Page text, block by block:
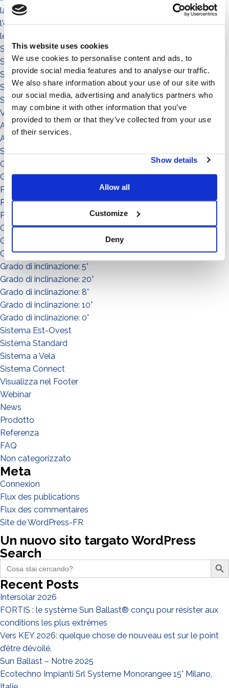
This website uses cookies
We use cookies to personalise content and ads, to
provide social media features and to analyse our traffic.
We also share information about your use of our site with
our social media, advertising and analytics partners who
may combine it with other information that you’ve
provided to them or that they’ve collected from your use
of their services.
Show details
Allow all
Customize
Deny
la communauté
l'environnement
le territoire
Sistema a Vela 11°
Sistema Est-Ovest
Sistema a Vela
Sistema Connect
Sistema Standard
Video illustrativi
Accessori
Accessorio
Sistema
Grado di inclinazione: 12°
Grado di inclinazione: 11°
Potenza: da 151 a in su
Potenza: da 0 a 50
Potenza: da 51 a 150
Grado di inclinazione: 30°
Grado di inclinazione: 15°
Grado di inclinazione: 3°
Grado di inclinazione: 5°
Grado di inclinazione: 20°
Grado di inclinazione: 8°
Grado di inclinazione: 10°
Grado di inclinazione: 0°
Sistema Est-Ovest
Sistema Standard
Sistema a Vela
Sistema Connect
Visualizza nel Footer
Webinar
News
Prodotto
Referenza
FAQ
Non categorizzato
Meta
Connexion
Flux des publications
Flux des commentaires
Site de WordPress-FR
Un nuovo sito targato WordPress
Search
Search
for:
Search Button
Recent Posts
Intersolar 2026
FORTIS : le système Sun Ballast® conçu pour résister aux
conditions les plus extrêmes
Vers KEY 2026: quelque chose de nouveau est sur le point
d’être dévoilé.
Sun Ballast – Notre 2025
Ecotechno Impianti Srl Systeme Monorangee 15° Milano,
J'ai lu et j'accepte la politique de confidentialité*